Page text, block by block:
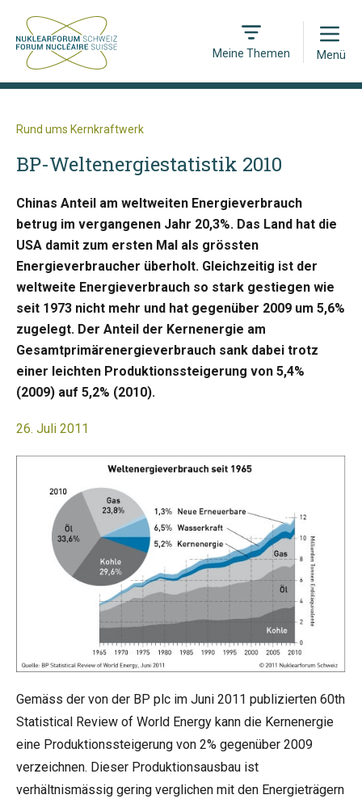
Meine Themen
Open
Menü
Rund ums Kernkraftwerk
BP-Weltenergiestatistik 2010
Chinas Anteil am weltweiten Energieverbrauch
betrug im vergangenen Jahr 20,3%. Das Land hat die
USA damit zum ersten Mal als grössten
Energieverbraucher überholt. Gleichzeitig ist der
weltweite Energieverbrauch so stark gestiegen wie
seit 1973 nicht mehr und hat gegenüber 2009 um 5,6%
zugelegt. Der Anteil der Kernenergie am
Gesamtprimärenergieverbrauch sank dabei trotz
einer leichten Produktionssteigerung von 5,4%
(2009) auf 5,2% (2010).
26. Juli 2011
Gemäss der von der BP plc im Juni 2011 publizierten 60th
Statistical Review of World Energy kann die Kernenergie
eine Produktionssteigerung von 2% gegenüber 2009
verzeichnen. Dieser Produktionsausbau ist
verhältnismässig gering verglichen mit den Energieträgern